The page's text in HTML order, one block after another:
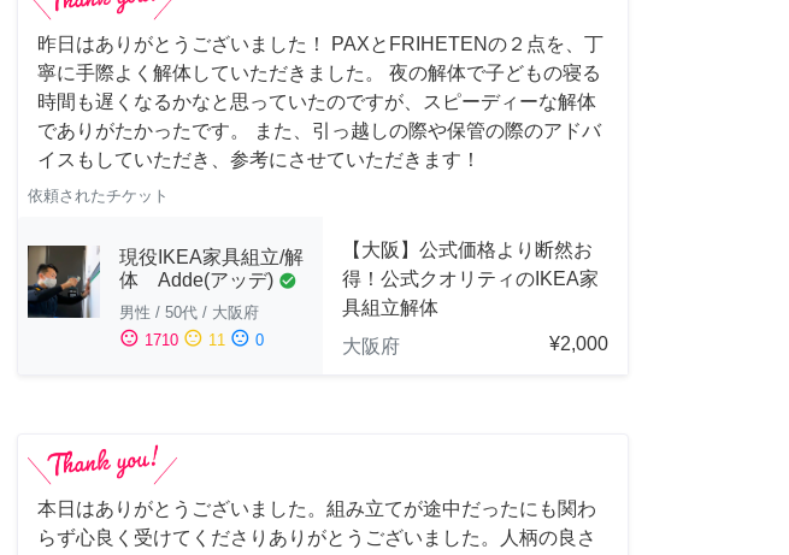
昨日はありがとうございました！ PAXとFRIHETENの２点を、丁
寧に手際よく解体していただきました。 夜の解体で子どもの寝る
時間も遅くなるかなと思っていたのですが、スピーディーな解体
でありがたかったです。 また、引っ越しの際や保管の際のアドバ
イスもしていただき、参考にさせていただきます！
依頼されたチケット
現役IKEA家具組立/解
体 Adde(アッデ) check_circle
男性 / 50代 / 大阪府
sentiment_satisfied 1710 sentiment_neutral 11 sentiment_dissatisfied 0
【大阪】公式価格より断然お
得！公式クオリティのIKEA家
具組立解体
大阪府
¥2,000
本日はありがとうございました。組み立てが途中だったにも関わ
らず心良く受けてくださりありがとうございました。人柄の良さ